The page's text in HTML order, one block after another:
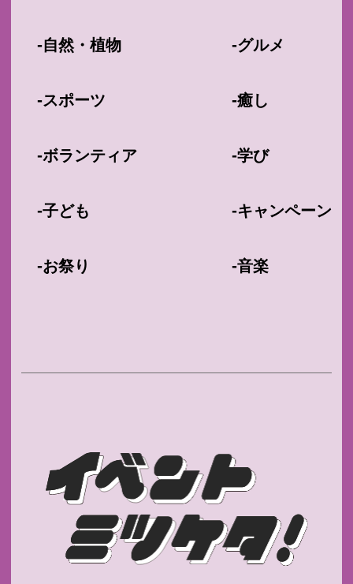
-自然・植物
-スポーツ
-ボランティア
-子ども
-お祭り
-グルメ
-癒し
-学び
-キャンペーン
-音楽